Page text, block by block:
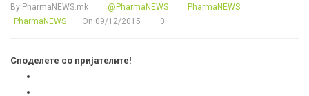
By PharmaNEWS.mk @PharmaNEWS
PharmaNEWS
PharmaNEWS
On 09/12/2015 0
Споделете со пријателите!